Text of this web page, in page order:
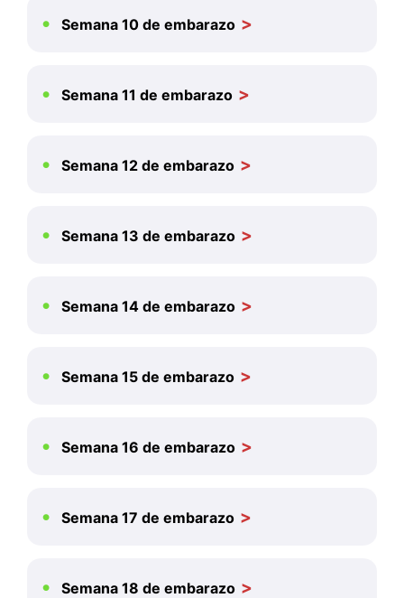
Semana 10 de embarazo
Semana 11 de embarazo
Semana 12 de embarazo
Semana 13 de embarazo
Semana 14 de embarazo
Semana 15 de embarazo
Semana 16 de embarazo
Semana 17 de embarazo
Semana 18 de embarazo